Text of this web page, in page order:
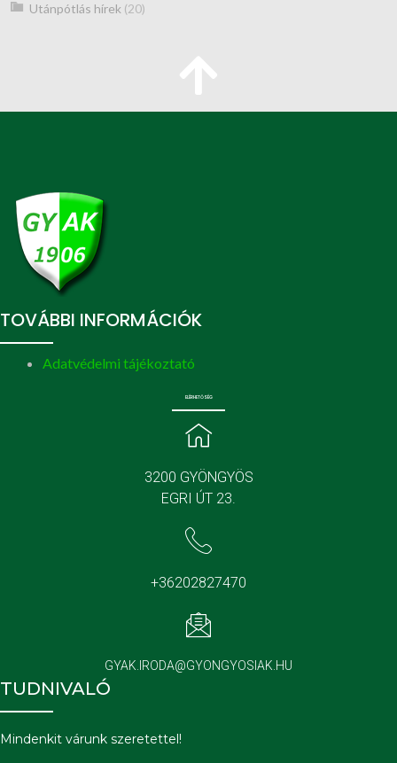
Utánpótlás hírek (20)
TOVÁBBI INFORMÁCIÓK
Adatvédelmi tájékoztató
ELÉRHETŐSÉG
3200 GYÖNGYÖS
EGRI ÚT 23.
+36202827470
GYAK.IRODA@GYONGYOSIAK.HU
TUDNIVALÓ
Mindenkit várunk szeretettel!